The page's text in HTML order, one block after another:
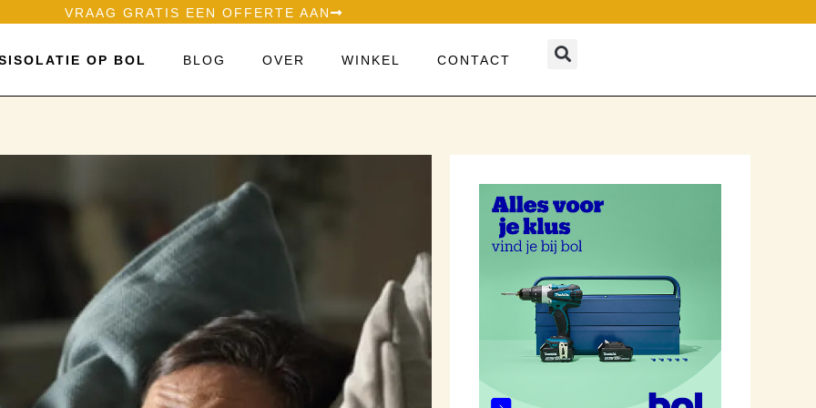
VRAAG GRATIS EEN OFFERTE AAN
OP BOL BLOG OVER WINKEL CONTACT